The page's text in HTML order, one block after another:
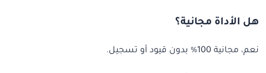
هل الأداة مجانية؟
نعم، مجانية 100% بدون قيود أو تسجيل.